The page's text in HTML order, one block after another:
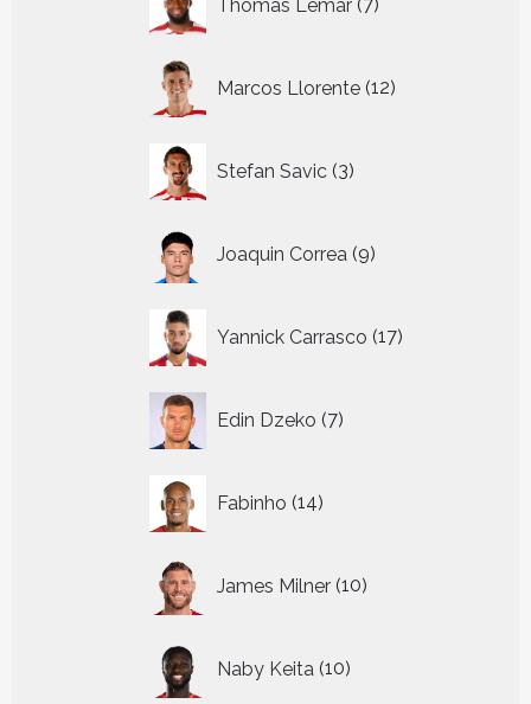
Thomas Lemar 7
producten
Marcos Llorente 12
producten
Stefan Savic 3
producten
Joaquin Correa 9
producten
Yannick Carrasco 17
producten
Edin Dzeko 7
producten
Fabinho 14
producten
James Milner 10
producten
Naby Keita 10
producten